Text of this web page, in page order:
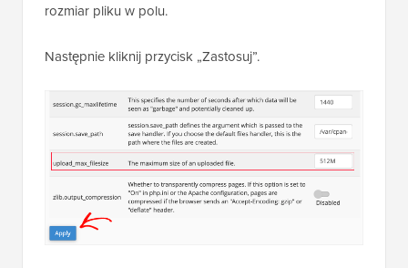
rozmiar pliku w polu.
Następnie kliknij przycisk „Zastosuj”.